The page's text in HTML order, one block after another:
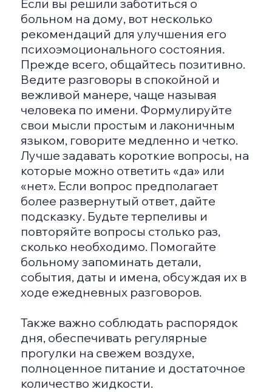
заболевания, возраста пациента и
других факторов. Обычно она может
колебаться от нескольких лет до
десятилетий.
Кто более подвержен деменции
Чаще всего деменция развивается у
пожилых людей. Также к риску
подвержены лица с определенными
заболеваниями, такими как болезнь
Паркинсона, алкогольная
зависимость, инсульт и другие
серьезные недуги.
Что нельзя делать при деменции
При наличии деменции крайне не
рекомендуется игнорировать
назначенное лечение,
злоупотреблять алкоголем и
наркотиками, а также оставлять
пациента без надлежащей
поддержки и контроля.
Что могут видеть люди с деменцией
Лица, страдающие деменцией, могут
иллюзиями. Часто они также
испытывают затуманенность
восприятия, что затрудняет
ориентацию во времени и
пространстве.
Как поддерживать жизнь рядом с